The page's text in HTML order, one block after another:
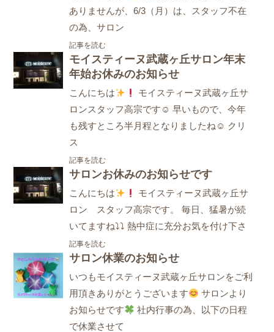
ありませんが、6/3（月）は、スタッフ不在
の為、サロン
記事を読む
モイスティーヌ武蔵ヶ丘サロン年末
年始お休みのお知らせ
こんにちは
モイスティーヌ武蔵ヶ丘サ
ロンスタッフ高宗です☺ 早いもので、今年
も残すところ半月程となりましたね☺ クリ
ス
記事を読む
サロンお休みのお知らせです
こんにちは
モイスティーヌ武蔵ヶ丘サ
ロン スタッフ高宗です。 毎日、猛暑が続
いてますね⤵⤵ 熱中症に充分お気を付け下さ
記事を読む
サロン休業のお知らせ
いつもモイスティーヌ武蔵ヶ丘サロンをご利
用頂きありがとうございます
サロンより
お知らせです
社内行事の為、以下の日程
で休業させて